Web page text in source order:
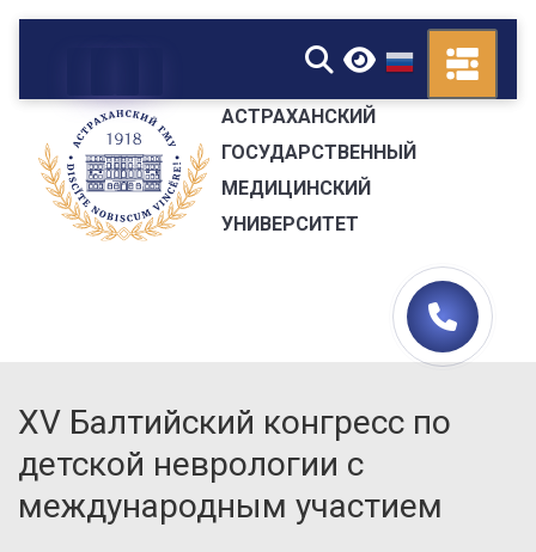
▼
АСТРАХАНСКИЙ
ГОСУДАРСТВЕННЫЙ
МЕДИЦИНСКИЙ
УНИВЕРСИТЕТ
XV Балтийский конгресс по
детской неврологии с
международным участием